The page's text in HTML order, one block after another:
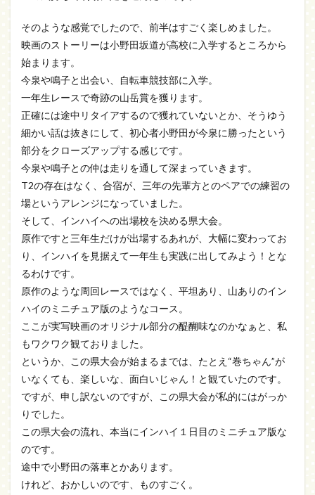
そのような感覚でしたので、前半はすごく楽しめました。
映画のストーリーは小野田坂道が高校に入学するところから
始まります。
今泉や鳴子と出会い、自転車競技部に入学。
一年生レースで奇跡の山岳賞を獲ります。
正確には途中リタイアするので獲れていないとか、そうゆう
細かい話は抜きにして、初心者小野田が今泉に勝ったという
部分をクローズアップする感じです。
今泉や鳴子との仲は走りを通して深まっていきます。
T2の存在はなく、合宿が、三年の先輩方とのペアでの練習の
場というアレンジになっていました。
そして、インハイへの出場校を決める県大会。
原作ですと三年生だけが出場するあれが、大幅に変わってお
り、インハイを見据えて一年生も実践に出してみよう！とな
るわけです。
原作のような周回レースではなく、平坦あり、山ありのイン
ハイのミニチュア版のようなコース。
ここが実写映画のオリジナル部分の醍醐味なのかなぁと、私
もワクワク観ておりました。
というか、この県大会が始まるまでは、たとえ“巻ちゃん”が
いなくても、楽しいな、面白いじゃん！と観ていたのです。
ですが、申し訳ないのですが、この県大会が私的にはがっか
りでした。
この県大会の流れ、本当にインハイ１日目のミニチュア版な
のです。
途中で小野田の落車とかあります。
けれど、おかしいのです、ものすごく。